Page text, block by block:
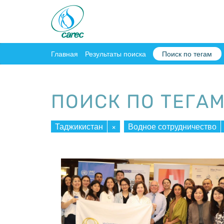
Главная Результаты поиска Поиск по тегам
ПОИСК ПО ТЕГАМ
Таджикистан × Водное сотрудничество